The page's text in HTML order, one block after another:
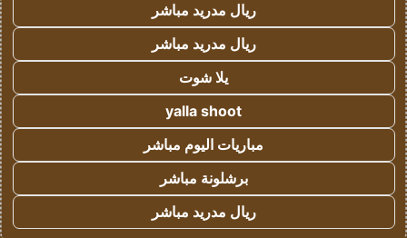
ريال مدريد مباشر
ريال مدريد مباشر
يلا شوت
yalla shoot
مباريات اليوم مباشر
برشلونة مباشر
ريال مدريد مباشر